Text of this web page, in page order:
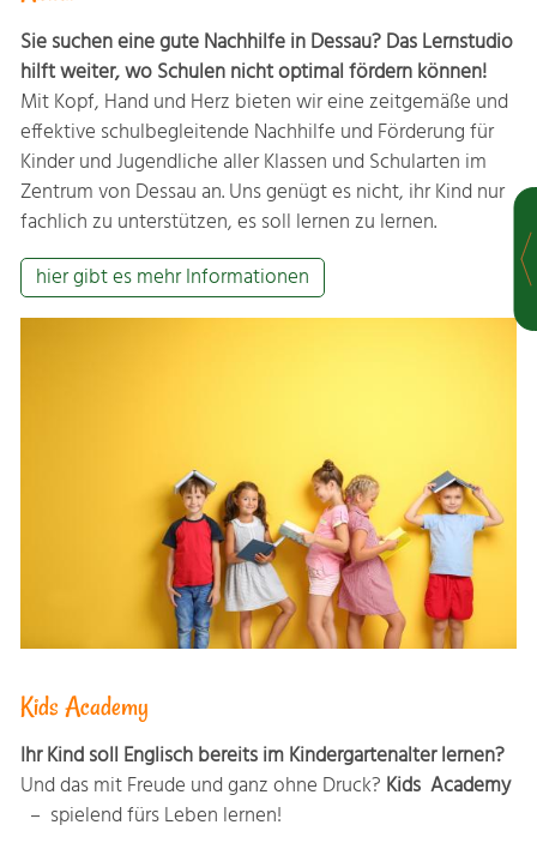
Sie suchen eine gute Nachhilfe in Dessau? Das Lernstudio
hilft weiter, wo Schulen nicht optimal fördern können!
Mit Kopf, Hand und Herz bieten wir eine zeitgemäße und
effektive schulbegleitende Nachhilfe und Förderung für
Kinder und Jugendliche aller Klassen und Schularten im
Zentrum von Dessau an. Uns genügt es nicht, ihr Kind nur
fachlich zu unterstützen, es soll lernen zu lernen.
hier gibt es mehr Informationen
Kids Academy
Ihr Kind soll Englisch bereits im Kindergartenalter lernen?
Und das mit Freude und ganz ohne Druck? Kids Academy
– spielend fürs Leben lernen!